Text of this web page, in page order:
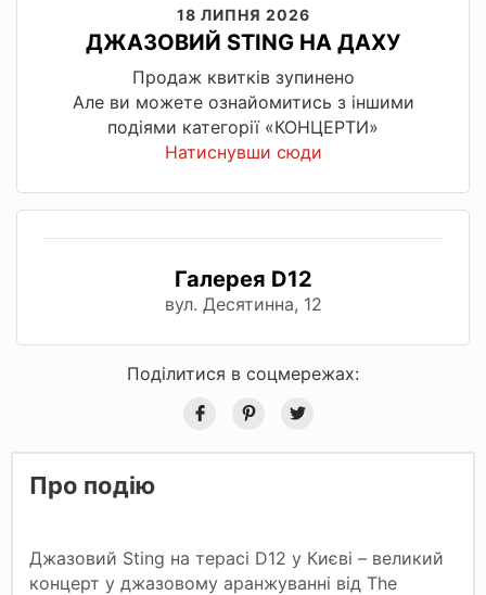
18 ЛИПНЯ 2026
ДЖАЗОВИЙ STING НА ДАХУ
Продаж квитків зупинено
Але ви можете ознайомитись з іншими
подіями категорії «КОНЦЕРТИ»
Натиснувши сюди
Галерея D12
вул. Десятинна, 12
Поділитися в соцмережах:
Про подію
Джазовий Sting на терасі D12 у Києві – великий
концерт у джазовому аранжуванні від The